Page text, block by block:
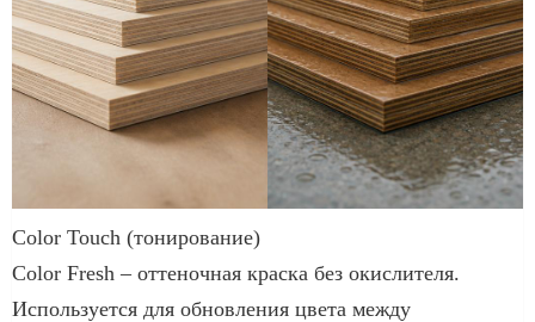
Color Touch (тонирование)
Color Fresh – оттеночная краска без окислителя.
Используется для обновления цвета между